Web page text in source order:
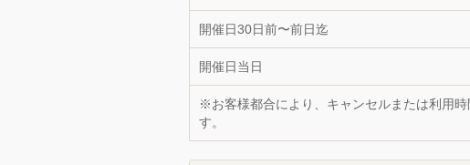
開催日30日前〜前日迄
開催日当日
※お客様都合により、キャンセルまたは利用
す。